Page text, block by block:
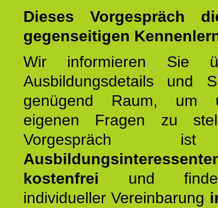
Dieses Vorgespräch
gegenseitigen
Wir informieren Sie
Ausbildungsdetails und
genügend Raum, um
eigenen Fragen zu
kostenfrei und
individueller Vereinbarung